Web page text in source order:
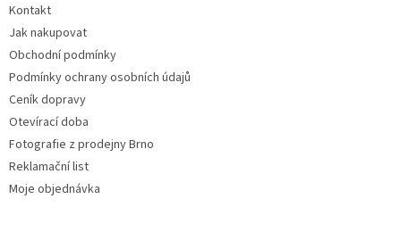
Kontakt
Jak nakupovat
Obchodní podmínky
Podmínky ochrany osobních údajů
Ceník dopravy
Otevírací doba
Fotografie z prodejny Brno
Reklamační list
Moje objednávka